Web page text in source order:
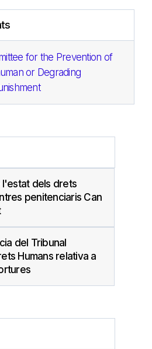
for the Prevention of
or Degrading
dels drets
penitenciaris Can
del Tribunal
Humans relativa a